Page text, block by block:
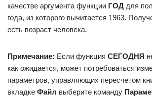
качестве аргумента функции ГОД для
года, из которого вычитается 1963.
есть возраст человека.
Примечание: Если функция СЕГОДНЯ
как ожидается, может потребоваться
параметров, управляющих пересчетом
вкладке Файл выберите команду